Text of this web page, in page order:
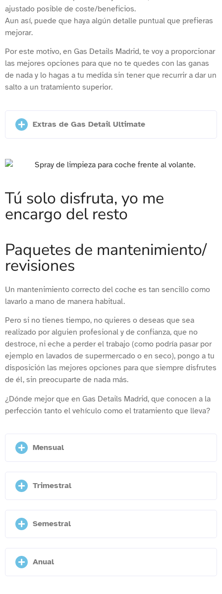
ajustado posible de coste/beneficios.
Aun así, puede que haya algún detalle puntual que prefieras
mejorar.
Por este motivo, en Gas Details Madrid, te voy a proporcionar
las mejores opciones para que no te quedes con las ganas
de nada y lo hagas a tu medida sin tener que recurrir a dar un
salto a un tratamiento superior.
Extras de Gas Detail Ultimate
Tú solo disfruta, yo me
encargo del resto
Paquetes de mantenimiento/
revisiones
Un mantenimiento correcto del coche es tan sencillo como
lavarlo a mano de manera habitual.
Pero si no tienes tiempo, no quieres o deseas que sea
realizado por alguien profesional y de confianza, que no
destroce, ni eche a perder el trabajo (como podría pasar por
ejemplo en lavados de supermercado o en seco), pongo a tu
disposición las mejores opciones para que siempre disfrutes
de él, sin preocuparte de nada más.
¿Dónde mejor que en Gas Details Madrid, que conocen a la
perfección tanto el vehículo como el tratamiento que lleva?
Mensual
Trimestral
Semestral
Anual